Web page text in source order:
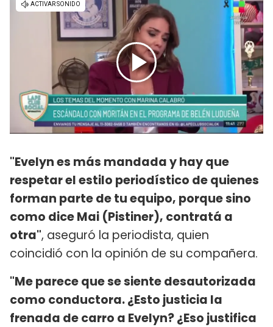
"Evelyn es más mandada y hay que
respetar el estilo periodístico de quienes
forman parte de tu equipo, porque sino
como dice Mai (Pistiner), contratá a
otra", aseguró la periodista, quien
coincidió con la opinión de su compañera.
"Me parece que se siente desautorizada
como conductora. ¿Esto justicia la
frenada de carro a Evelyn? ¿Eso justifica